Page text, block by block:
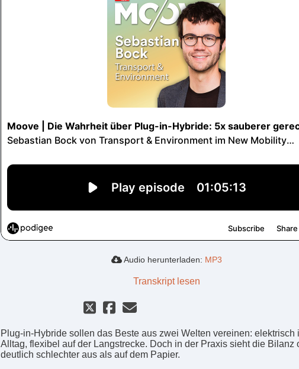
Audio herunterladen: MP3
Transkript lesen
Plug-in-Hybride sollen das Beste aus zwei Welten vereinen: elektrisch
Alltag, flexibel auf der Langstrecke. Doch in der Praxis sieht die Bilanz
deutlich schlechter aus als auf dem Papier.